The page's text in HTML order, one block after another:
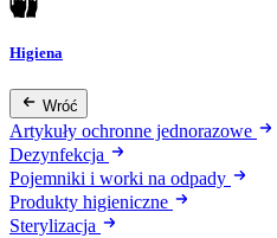
Higiena
Wróć
Artykuły ochronne jednorazowe
Dezynfekcja
Pojemniki i worki na odpady
Produkty higieniczne
Sterylizacja